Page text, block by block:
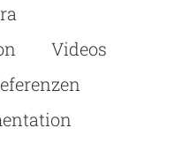
Videos